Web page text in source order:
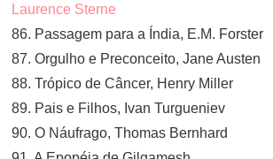
Laurence Sterne
86. Passagem para a Índia, E.M. Forster
87. Orgulho e Preconceito, Jane Austen
88. Trópico de Câncer, Henry Miller
89. Pais e Filhos, Ivan Turgueniev
90. O Náufrago, Thomas Bernhard